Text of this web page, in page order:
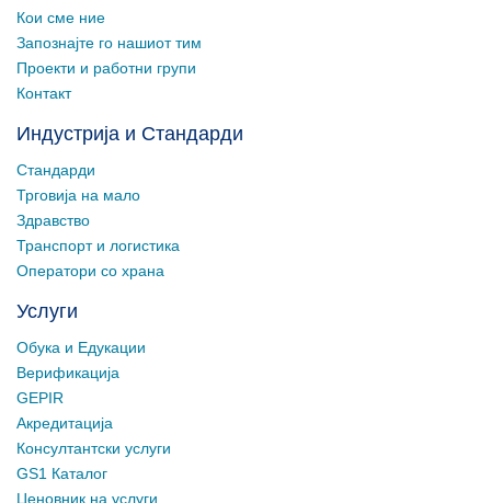
Кои сме ние
Запознајте го нашиот тим
Проекти и работни групи
Контакт
Индустрија и Стандарди
Стандарди
Трговија на мало
Здравство
Транспорт и логистика
Оператори со храна
Услуги
Обука и Едукации
Верификација
GEPIR
Акредитација
Консултантски услуги
GS1 Каталог
Ценовник на услуги